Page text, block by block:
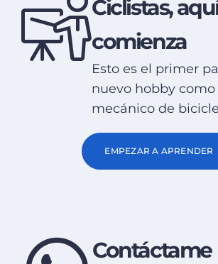
Ciclistas,
comienza
Esto es el primer
nuevo hobby como
mecánico de
EMPEZAR A APRENDER
Contáctame